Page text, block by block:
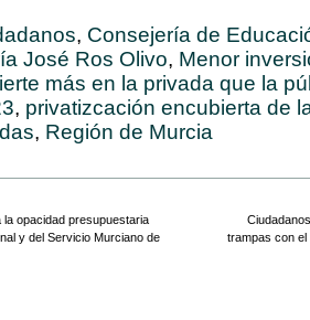
, Consejería de
José Ros Olivo, Menor
más en la privada que la
, privatizcación encubierta de
, Región de Murcia
opacidad presupuestaria
y del Servicio Murciano de
trampas con el